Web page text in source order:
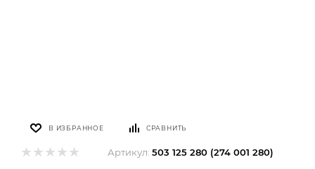
В ИЗБРАННОЕ СРАВНИТЬ
Артикул: 503 125 280 (274 001 280)